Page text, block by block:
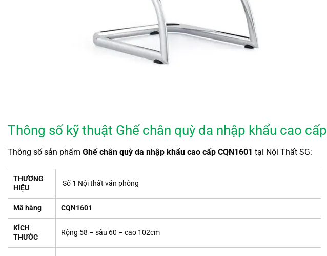
Thông số kỹ thuật Ghế chân quỳ da nhập khẩu cao cấp
Thông số sản phẩm Ghế chân quỳ da nhập khẩu cao cấp CQN1601 tại Nội Thất SG:
THƯƠNG
HIỆU
Số 1 Nội thất văn phòng
Mã hàng CQN1601
KÍCH
THƯỚC
Rộng 58 – sâu 60 – cao 102cm